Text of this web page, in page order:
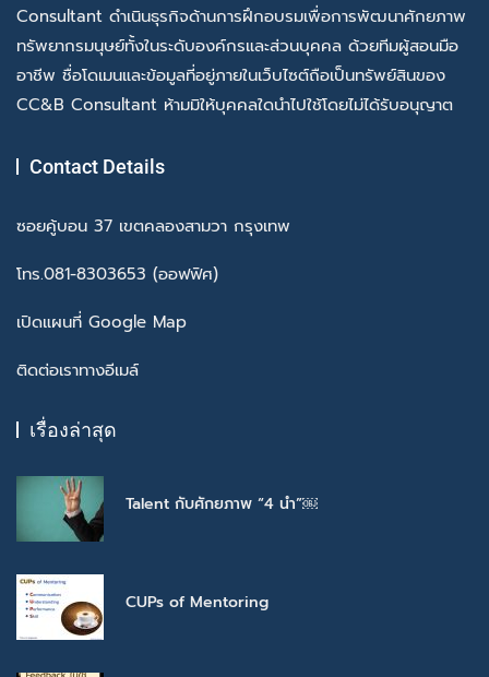
Consultant ดำเนินธุรกิจด้านการฝึกอบรมเพื่อการพัฒนาศักยภาพ
ทรัพยากรมนุษย์ทั้งในระดับองค์กรและส่วนบุคคล ด้วยทีมผู้สอนมือ
อาชีพ ชื่อโดเมนและข้อมูลที่อยู่ภายในเว็บไซต์ถือเป็นทรัพย์สินของ
CC&B Consultant ห้ามมิให้บุคคลใดนำไปใช้โดยไม่ได้รับอนุญาต
Contact Details
ซอยคู้บอน 37 เขตคลองสามวา กรุงเทพ
โทร.081-8303653 (ออฟฟิศ)
เปิดแผนที่ Google Map
ติดต่อเราทางอีเมล์
เรื่องล่าสุด
Talent กับศักยภาพ “4 นำ”￼
CUPs of Mentoring